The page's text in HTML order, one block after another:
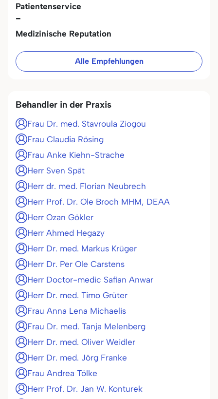
Patientenservice
-
Medizinische Reputation
Alle Empfehlungen
Behandler in der Praxis
Frau Dr. med. Stavroula Ziogou
Frau Claudia Rösing
Frau Anke Kiehn-Strache
Herr Sven Spät
Herr dr. med. Florian Neubrech
Herr Prof. Dr. Ole Broch MHM, DEAA
Herr Ozan Gökler
Herr Ahmed Hegazy
Herr Dr. med. Markus Krüger
Herr Dr. Per Ole Carstens
Herr Doctor-medic Safian Anwar
Herr Dr. med. Timo Grüter
Frau Anna Lena Michaelis
Frau Dr. med. Tanja Melenberg
Herr Dr. med. Oliver Weidler
Herr Dr. med. Jörg Franke
Frau Andrea Tölke
Herr Prof. Dr. Jan W. Konturek